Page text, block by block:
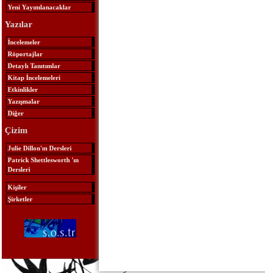
Yeni Yayımlanacaklar
Yazılar
İncelemeler
Röportajlar
Detaylı Tanıtımlar
Kitap İncelemeleri
Etkinlikler
Yazışmalar
Diğer
Çizim
Julie Dillon'ın Dersleri
Patrick Shettlesworth 'ın
Dersleri
Kişiler
Şirketler